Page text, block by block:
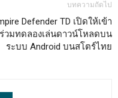
บทความถัดไป
Defender TD เปิดให้เข้า
ร่วมทดลองเล่นดาวน์โหลดบน
ระบบ Android บนสโตร์ไทย